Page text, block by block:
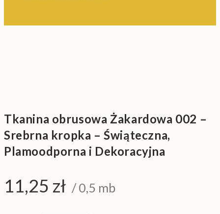
Tkanina obrusowa Żakardowa 002 –
Srebrna kropka – Świąteczna,
Plamoodporna i Dekoracyjna
11,25 zł / 0,5 mb